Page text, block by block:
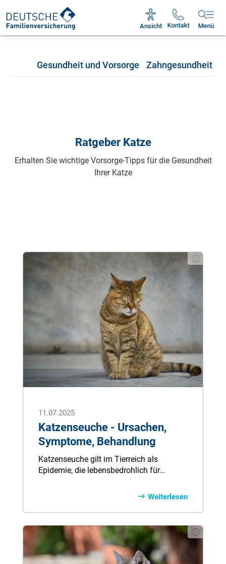
Kontakt
Ansicht Menü
Mo - Fr 09:00 - 18:30 Uhr
Gesundheit und Vorsorge Zahngesundheit
Ratgeber Katze
Erhalten Sie wichtige Vorsorge-Tipps für die Gesundheit
Ihrer Katze
11.07.2025
Katzenseuche - Ursachen,
Symptome, Behandlung
Katzenseuche gilt im Tierreich als
Epidemie, die lebensbedrohlich für
Ihre Samtpfote jedoch zuverlässig davor
Ursachen, Symptomen und Behandlung
der Katzenseuche.
Weiterlesen